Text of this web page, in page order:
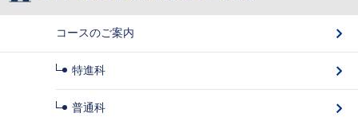
コースのご案内
特進科
普通科